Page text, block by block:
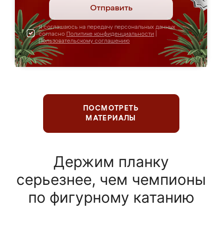
Отправить
Я соглашаюсь на передачу персональных данных
согласно Политике конфиденциальности
Пользовательскому соглашению
ПОСМОТРЕТЬ
МАТЕРИАЛЫ
Держим планку
серьезнее, чем чемпионы
по фигурному катанию